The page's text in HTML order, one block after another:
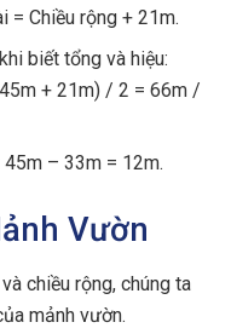
= Chiều rộng + 21m.
biết tổng và hiệu:
+ 21m) / 2 = 66m /
45m – 33m = 12m.
Vườn
chiều rộng, chúng ta
mảnh vườn.